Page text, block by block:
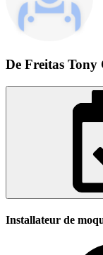
De Freitas Tony
Installateur de